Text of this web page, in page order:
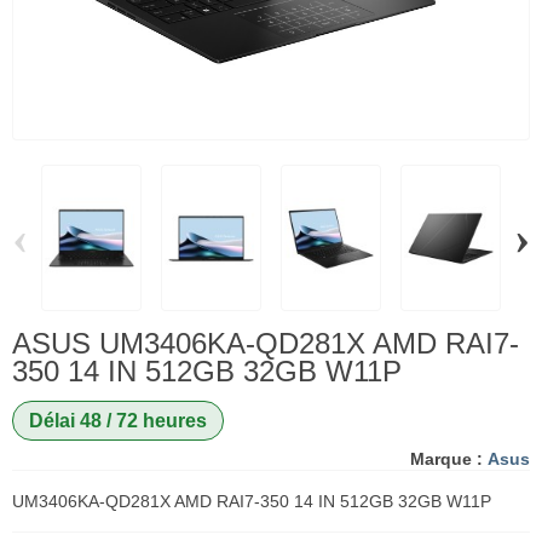
‹ ›
ASUS UM3406KA-QD281X AMD RAI7-
350 14 IN 512GB 32GB W11P
Délai 48 / 72 heures
Marque : Asus
UM3406KA-QD281X AMD RAI7-350 14 IN 512GB 32GB W11P